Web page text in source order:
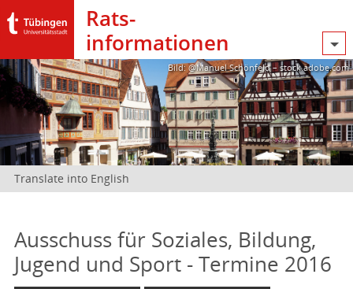
Rats­
informationen
Bild: @Manuel Schönfeld – stock.adobe.com
Translate into English
Ausschuss für Soziales, Bildung,
Jugend und Sport - Termine 2016